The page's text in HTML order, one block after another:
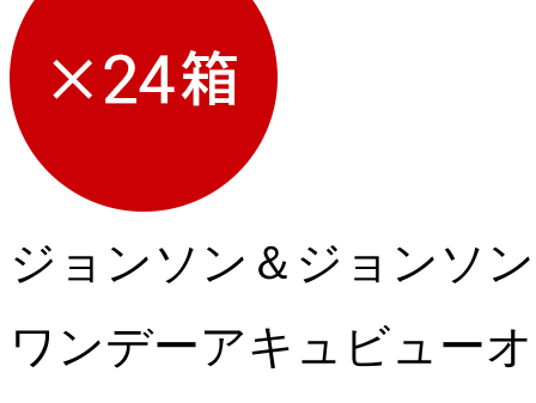
ジョンソン＆ジョンソン
ワンデーアキュビュー